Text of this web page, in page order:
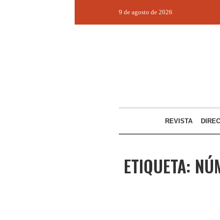
9 de agosto de 2026
REVISTA
ETIQUETA: